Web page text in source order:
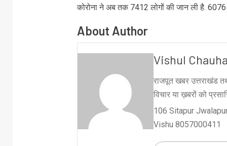
कोरोना ने अब तक 7412 लोगों की जान ली है. 6076
About Author
Vishul
राजपूत खबर उत्तराखंड
विचार या ख़बरों को
106 Sitapur
Vishu 8057000411